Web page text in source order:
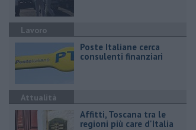
Lavoro
Poste Italiane cerca
consulenti finanziari
Attualità
Affitti, Toscana tra le
regioni più care d'Italia